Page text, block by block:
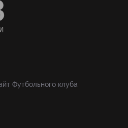
Футбольного клуба